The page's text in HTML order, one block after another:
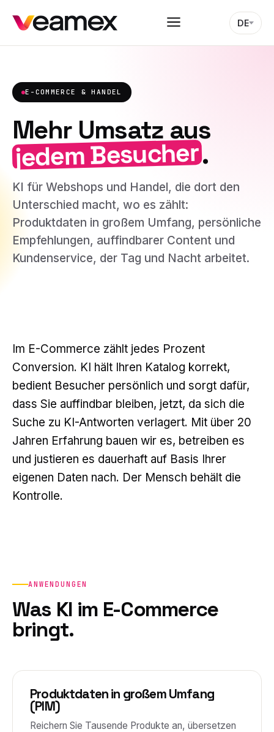
DE
E-COMMERCE & HANDEL
Mehr Umsatz aus
jedem Besucher.
KI für Webshops und Handel, die dort den
Unterschied macht, wo es zählt:
Produktdaten in großem Umfang, persönliche
Empfehlungen, auffindbarer Content und
Kundenservice, der Tag und Nacht arbeitet.
Im E-Commerce zählt jedes Prozent
Conversion. KI hält Ihren Katalog korrekt,
bedient Besucher persönlich und sorgt dafür,
dass Sie auffindbar bleiben, jetzt, da sich die
Suche zu KI-Antworten verlagert. Mit über 20
Jahren Erfahrung bauen wir es, betreiben es
und justieren es dauerhaft auf Basis Ihrer
eigenen Daten nach. Der Mensch behält die
Kontrolle.
ANWENDUNGEN
Was KI im E-Commerce
bringt.
Produktdaten in großem Umfang
(PIM)
Reichern Sie Tausende Produkte an, übersetzen